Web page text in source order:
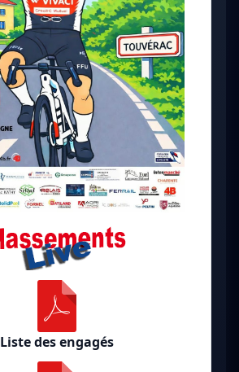
Liste des engagés